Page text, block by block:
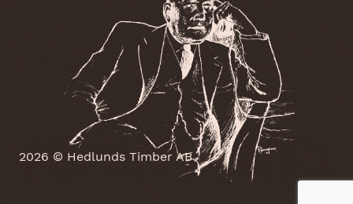
2026 © Hedlunds Timber AB